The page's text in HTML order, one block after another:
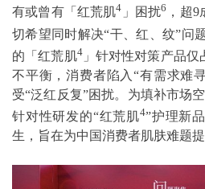
有或曾有「红荒肌4 」困扰6 ，超
切希望同时解决“干、红、纹”问
的「红荒肌4」针对性对策产品仅
不平衡，消费者陷入“有需求难
受“泛红反复”困扰。为填补市场
针对性研发的“红荒肌4”护理新
生，旨在为中国消费者肌肤难题提